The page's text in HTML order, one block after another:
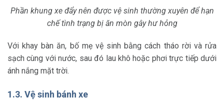
Phần khung xe đẩy nên được vệ sinh thường xuyên để hạn
chế tình trạng bị ăn mòn gây hư hỏng
Với khay bàn ăn, bố mẹ vệ sinh bằng cách tháo rời và rửa
sạch cùng với nước, sau đó lau khô hoặc phơi trực tiếp dưới
ánh nắng mặt trời.
1.3. Vệ sinh bánh xe